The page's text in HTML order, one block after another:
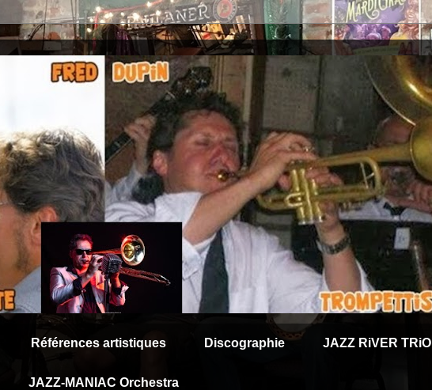
Références artistiques Discographie JAZZ RiVER TRiO
JAZZ-MANIAC Orchestra